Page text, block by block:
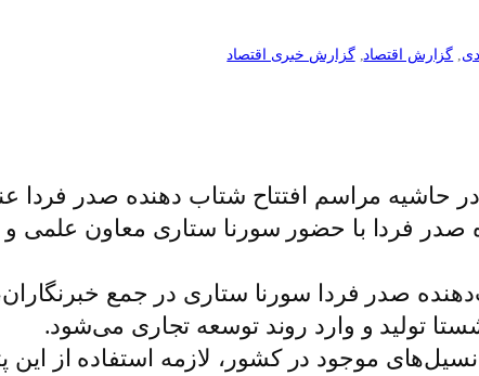
, گزارش اقتصاد, گزارش خبری اقتصاد
حاشیه مراسم افتتاح شتاب دهنده صدر فردا
صدر فردا با حضور سورنا ستاری معاون
صدر فردا سورنا ستاری در جمع
تولید و وارد روند توسعه تجاری می‌شود.
موجود در کشور، لازمه استفاده از